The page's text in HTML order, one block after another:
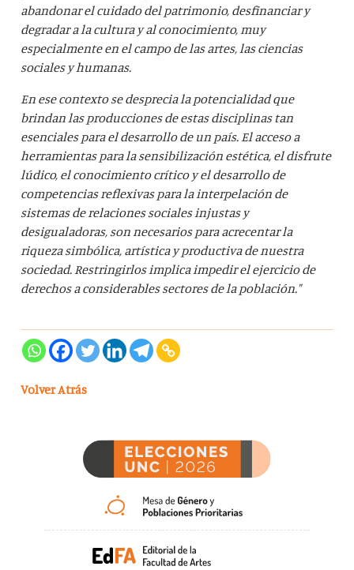
abandonar el cuidado del patrimonio, desfinanciar y
degradar a la cultura y al conocimiento, muy
especialmente en el campo de las artes, las ciencias
sociales y humanas.
En ese contexto se desprecia la potencialidad que
brindan las producciones de estas disciplinas tan
esenciales para el desarrollo de un país. El acceso a
herramientas para la sensibilización estética, el disfrute
lúdico, el conocimiento crítico y el desarrollo de
competencias reflexivas para la interpelación de
sistemas de relaciones sociales injustas y
desigualadoras, son necesarios para acrecentar la
riqueza simbólica, artística y productiva de nuestra
sociedad. Restringirlos implica impedir el ejercicio de
derechos a considerables sectores de la población."
Volver Atrás